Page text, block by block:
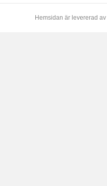
Hemsidan är levererad av